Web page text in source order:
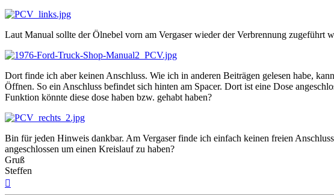
Laut Manual sollte der Ölnebel vorn am Vergaser wieder der Verbrennung zugeführt
Dort finde ich aber keinen Anschluss. Wie ich in anderen Beiträgen gelesen habe,
Öffnen. So ein Anschluss befindet sich hinten am Spacer. Dort ist eine Dose
Funktion könnte diese dose haben bzw. gehabt haben?
Bin für jeden Hinweis dankbar. Am Vergaser finde ich einfach keinen freien
angeschlossen um einen Kreislauf zu haben?
Gruß
Steffen